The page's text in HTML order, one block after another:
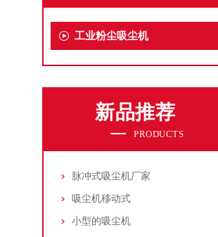
工业粉尘吸尘机
新品推荐
PRODUCTS
脉冲式吸尘机厂家
吸尘机移动式
小型的吸尘机